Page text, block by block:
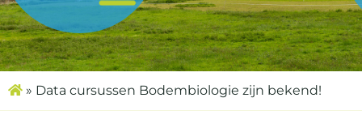
» Data cursussen Bodembiologie zijn bekend!